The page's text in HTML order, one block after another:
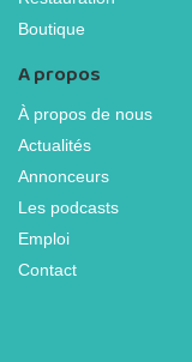
Boutique
A propos
À propos de nous
Actualités
Annonceurs
Les podcasts
Emploi
Contact